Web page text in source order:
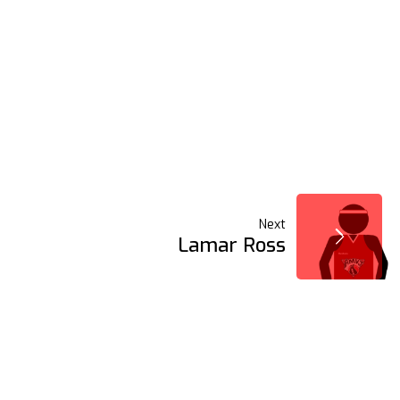
Next
Lamar Ross